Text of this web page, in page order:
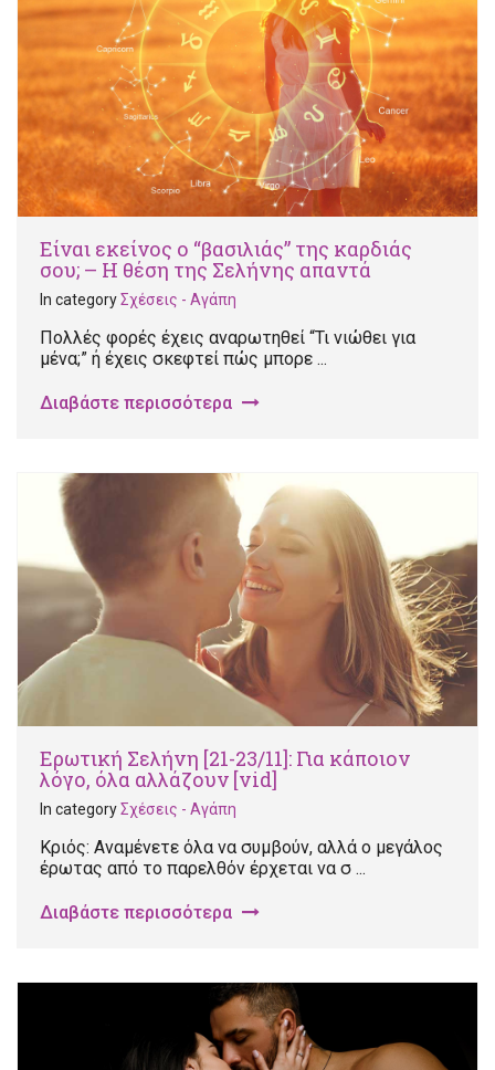
Είναι εκείνος ο “βασιλιάς” της καρδιάς
σου; – Η θέση της Σελήνης απαντά
In categoryΣχέσεις - Αγάπη
Πολλές φορές έχεις αναρωτηθεί “Τι νιώθει για
μένα;” ή έχεις σκεφτεί πώς μπορε ...
Διαβάστε περισσότερα
Ερωτική Σελήνη [21-23/11]: Για κάποιον
λόγο, όλα αλλάζουν [vid]
In categoryΣχέσεις - Αγάπη
Κριός: Αναμένετε όλα να συμβούν, αλλά ο μεγάλος
έρωτας από το παρελθόν έρχεται να σ ...
Διαβάστε περισσότερα